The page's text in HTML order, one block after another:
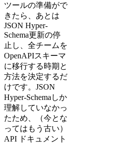
ツールの準備がで
きたら、あとは
JSON Hyper-
Schema更新の停
止し、全チームを
OpenAPIスキーマ
に移行する時期と
方法を決定するだ
けです。JSON
Hyper-Schemaしか
理解していなかっ
たため、（今とな
ってはもう古い）
API ドキュメント